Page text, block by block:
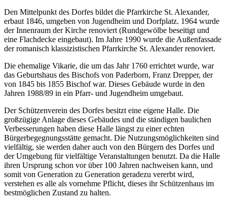
Den Mittelpunkt des Dorfes bildet die Pfarrkirche St. Alexander,
erbaut 1846, umgeben von Jugendheim und Dorfplatz. 1964 wurde
der Innenraum der Kirche renoviert (Rundgewölbe beseitigt und
eine Flachdecke eingebaut). Im Jahre 1990 wurde die Außenfassade
der romanisch klassizistischen Pfarrkirche St. Alexander renoviert.
Die ehemalige Vikarie, die um das Jahr 1760 errichtet wurde, war
das Geburtshaus des Bischofs von Paderborn, Franz Drepper, der
von 1845 bis 1855 Bischof war. Dieses Gebäude wurde in den
Jahren 1988/89 in ein Pfarr- und Jugendheim umgebaut.
Der Schützenverein des Dorfes besitzt eine eigene Halle. Die
großzügige Anlage dieses Gebäudes und die ständigen baulichen
Verbesserungen haben diese Halle längst zu einer echten
Bürgerbegegnungsstätte gemacht. Die Nutzungsmöglichkeiten sind
vielfältig, sie werden daher auch von den Bürgern des Dorfes und
der Umgebung für vielfältige Veranstaltungen benutzt. Da die Halle
ihren Ursprung schon vor über 100 Jahren nachweisen kann, und
somit von Generation zu Generation geradezu vererbt wird,
verstehen es alle als vornehme Pflicht, dieses ihr Schützenhaus im
bestmöglichen Zustand zu halten.